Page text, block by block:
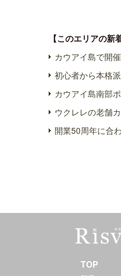
【このエリアの新
カウアイ島で開
初心者から本格
カウアイ島南部
ウクレレの老舗
開業50周年に合
TOP